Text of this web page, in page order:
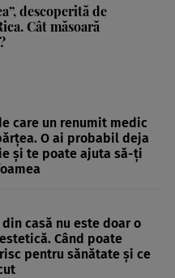
descoperită de
Cât măsoară
care un renumit medic
O ai probabil deja
și te poate ajuta să-ți
casă nu este doar o
Când poate
pentru sănătate și ce